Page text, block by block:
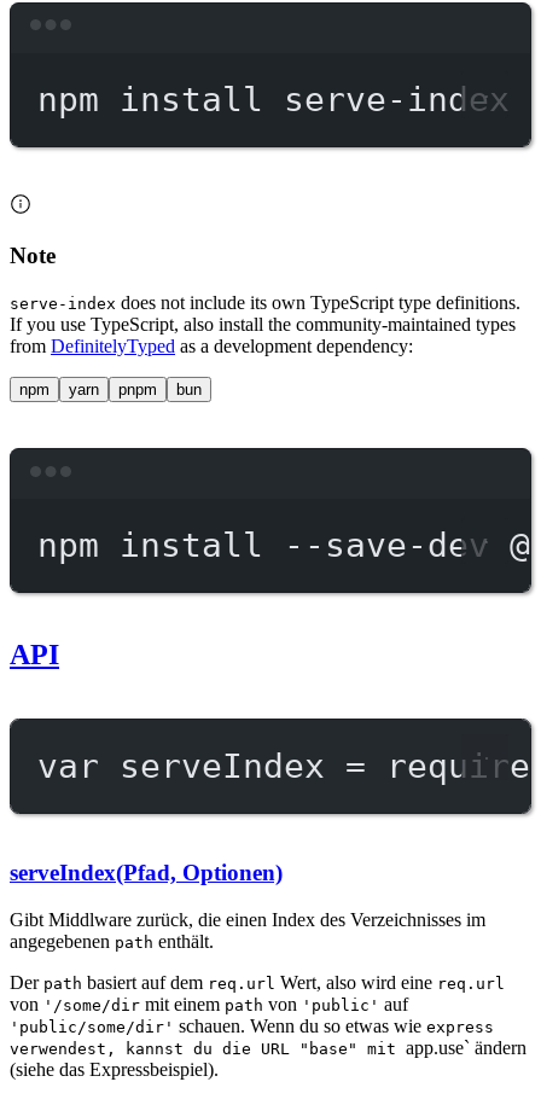
npm install serve-index
Note
serve-index does not include its own TypeScript type definitions.
If you use TypeScript, also install the community-maintained types
from DefinitelyTyped as a development dependency:
npm yarn pnpm bun
npm install --save-dev
API
var serveIndex = require
serveIndex(Pfad, Optionen)
Gibt Middlware zurück, die einen Index des Verzeichnisses im
angegebenen path enthält.
Der path basiert auf dem req.url Wert, also wird eine req.url
von '/some/dir mit einem path von 'public' auf
'public/some/dir' schauen. Wenn du so etwas wie express
verwendest, kannst du die URL "base" mit app.use` ändern
(siehe das Expressbeispiel).